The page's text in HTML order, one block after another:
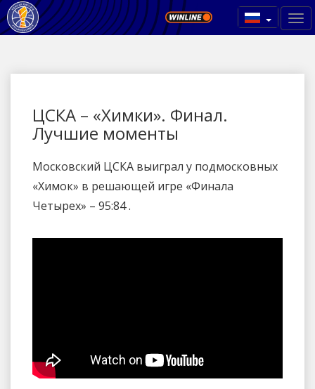
ЦСКА – «Химки». Финал.
Лучшие моменты
Московский ЦСКА выиграл у подмосковных
«Химок» в решающей игре «Финала
Четырех» – 95:84 .